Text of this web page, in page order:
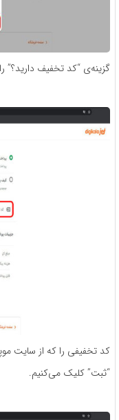
گزینه‌ی “کد تخفیف دارید؟”
کد تخفیفی را که از سایت
“ثبت” کلیک می‌کنیم.